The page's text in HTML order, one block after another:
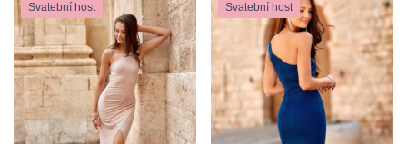
Svatební host
Svatební host